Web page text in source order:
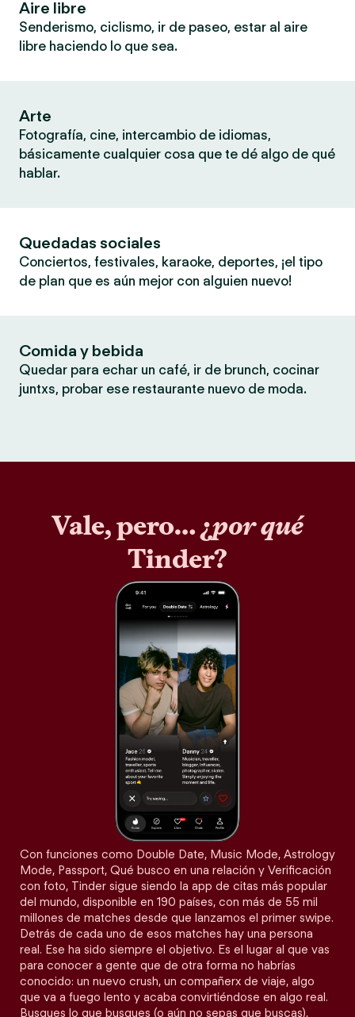
Aire libre
Senderismo, ciclismo, ir de paseo, estar al aire
libre haciendo lo que sea.
Arte
Fotografía, cine, intercambio de idiomas,
básicamente cualquier cosa que te dé algo de qué
hablar.
Quedadas sociales
Conciertos, festivales, karaoke, deportes, ¡el tipo
de plan que es aún mejor con alguien nuevo!
Comida y bebida
Quedar para echar un café, ir de brunch, cocinar
juntxs, probar ese restaurante nuevo de moda.
Vale, pero… ¿por qué
Tinder?
Con funciones como Double Date, Music Mode, Astrology
Mode, Passport, Qué busco en una relación y Verificación
con foto, Tinder sigue siendo la app de citas más popular
del mundo, disponible en 190 países, con más de 55 mil
millones de matches desde que lanzamos el primer swipe.
Detrás de cada uno de esos matches hay una persona
real. Ese ha sido siempre el objetivo. Es el lugar al que vas
para conocer a gente que de otra forma no habrías
conocido: un nuevo crush, un compañerx de viaje, algo
que va a fuego lento y acaba convirtiéndose en algo real.
Busques lo que busques (o aún no sepas que buscas),